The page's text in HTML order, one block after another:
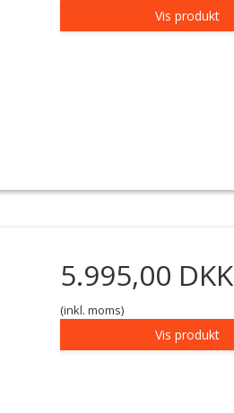
Vis produkt
5.995,00 DKK
(inkl. moms)
Vis produkt